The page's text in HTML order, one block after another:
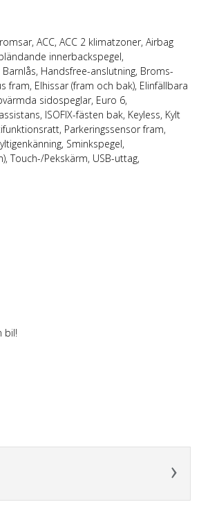
ACC, ACC 2 klimatzoner, Airbag
innerbackspegel,
Handsfree-anslutning, Broms-
fram, Elhissar (fram och bak), Elinfällbara
sidospeglar, Euro 6,
ISOFIX-fästen bak, Keyless, Kylt
Parkeringssensor fram,
Sminkspegel,
Touch-/Pekskärm, USB-uttag,
bil!